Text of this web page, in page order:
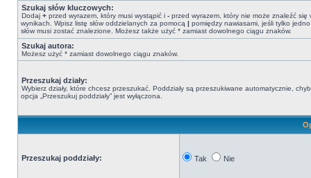
Szukaj słów kluczowych:
Dodaj + przed wyrazem, który musi wystąpić i - przed wyrazem, który nie może znaleźć się
wynikach. Wpisz listę słów oddzielanych za pomocą | pomiędzy nawiasami, jeśli tylko
słów musi zostać znalezione. Możesz także użyć * zamiast dowolnego ciągu znaków.
Szukaj autora:
Możesz użyć * zamiast dowolnego ciągu znaków.
Przeszukaj działy:
Wybierz działy, które chcesz przeszukać. Poddziały są przeszukiwane automatycznie,
opcja „Przeszukuj poddziały” jest wyłączona.
Przeszukaj poddziały: Tak Nie